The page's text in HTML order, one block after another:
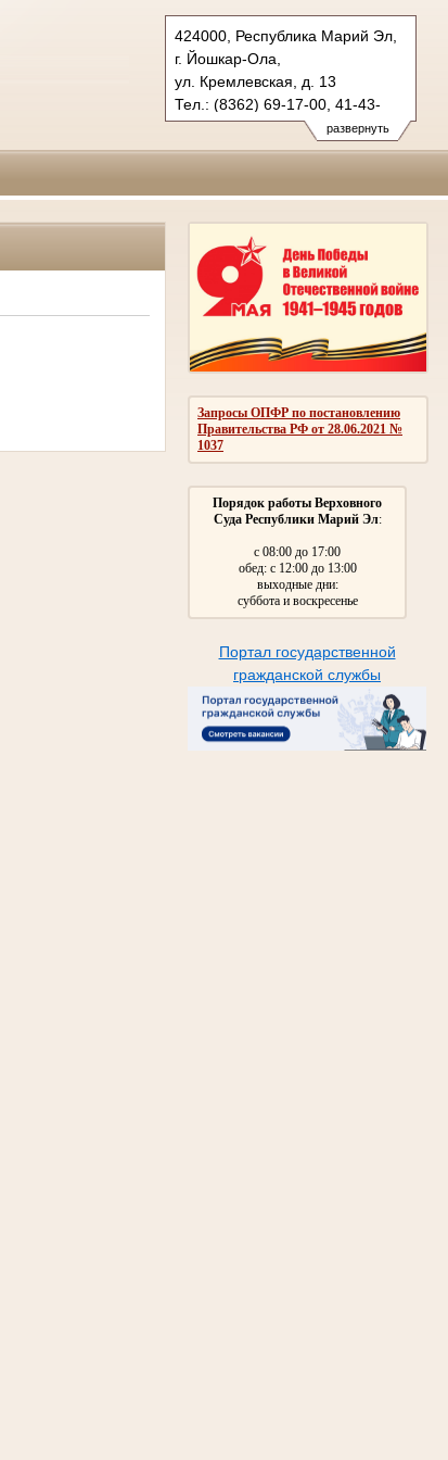
развернуть
424000, Республика Марий Эл,
г. Йошкар-Ола,
ул. Кремлевская, д. 13
Тел.: (8362) 69-17-00, 41-43-
89 (ф.)
vs.mari@sudrf.ru
Запросы ОПФР по постановлению
Правительства РФ от 28.06.2021 №
1037
Порядок работы Верховного
Суда Республики Марий Эл:
с 08:00 до 17:00
обед: с 12:00 до 13:00
выходные дни:
суббота и воскресенье
Портал государственной
гражданской службы